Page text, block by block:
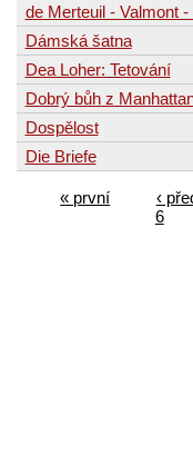
de Merteuil - Valmont -
Dámská šatna
Dea Loher: Tetování
Dobrý bůh z
Dospělost
Die Briefe
« první ‹
6